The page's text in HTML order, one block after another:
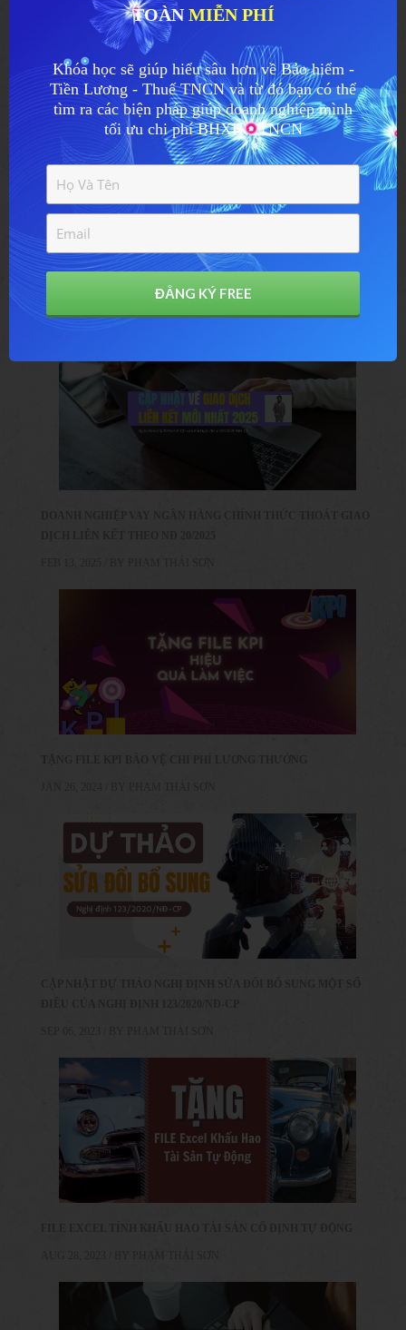
ĐĂNG KÝ NGAY
TOÀNMIỄN PHÍ
Khóa học sẽ giúp hiểu sâu hơn về Bảo hiểm -
Tiền Lương - Thuế TNCN và từ đó bạn có thể
tìm ra các biện pháp giúp doanh nghiệp mình
tối ưu chi phí BHXH - TNCN
ĐẲNG KÝ FREE